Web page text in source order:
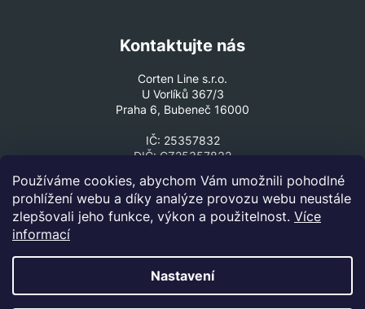
Používáme cookies, abychom Vám umožnili pohodlné
prohlížení webu a díky analýze provozu webu neustále
zlepšovali jeho funkce, výkon a použitelnost. Více
informací
Nastavení
Kontaktujte nás
Corten Line s.r.o.
U Vorlíků 367/3
Praha 6, Bubeneč 16000
IČ: 25357832
DIČ: CZ25357832
VOLEJTE ČI PIŠTE
+420 602 330 307